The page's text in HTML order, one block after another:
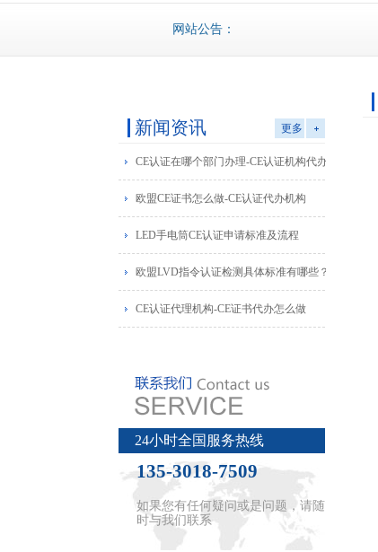
网站公告：
新闻资讯 更多
CE认证在哪个部门办理-CE认证机构代办
欧盟CE证书怎么做-CE认证代办机构
LED手电筒CE认证申请标准及流程
欧盟LVD指令认证检测具体标准有哪些？
CE认证代理机构-CE证书代办怎么做
24小时全国服务热线
135-3018-7509
如果您有任何疑问或是问题，请随
时与我们联系